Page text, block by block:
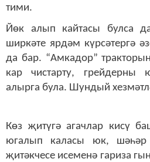
тими.
Йөк алып кайтасы булса
ширкәте ярдәм күрсәтергә
да бар. “Амкадор”
кар чистарту, грейдерны
алырга була. Шундый
Көз җитүгә агачлар кисү
югалып каласы юк, шәһәр
җитәкчесе исеменә гариза